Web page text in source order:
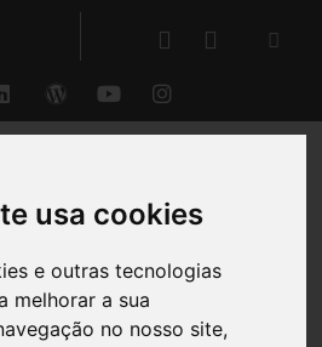
usa cookies
e outras tecnologias
melhorar a sua
no nosso site,
Fluxos de